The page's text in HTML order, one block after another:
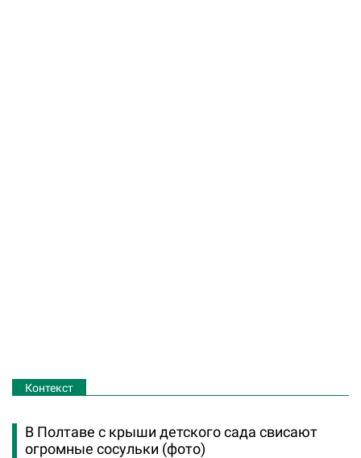
Контекст
В Полтаве с крыши детского сада свисают
огромные сосульки (фото)